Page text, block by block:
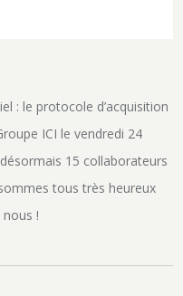
: le protocole d’acquisition
ICI le vendredi 24
15 collaborateurs
tous très heureux
!